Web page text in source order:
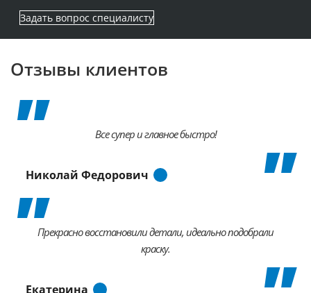
Задать вопрос специалисту
Отзывы клиентов
Все супер и главное быстро!
Николай Федорович
Прекрасно восстановили детали, идеально подобрали
краску.
Екатерина